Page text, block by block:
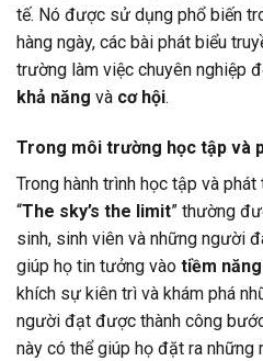
tế. Nó được sử dụng phổ biến
hàng ngày, các bài phát biểu
trường làm việc chuyên nghiệp
khả năng và cơ hội.
Trong môi trường học tập và
Trong hành trình học tập và
“The sky’s the limit” thường
sinh, sinh viên và những người
giúp họ tin tưởng vào tiềm
khích sự kiên trì và khám phá
người đạt được thành công
này có thể giúp họ đặt ra những